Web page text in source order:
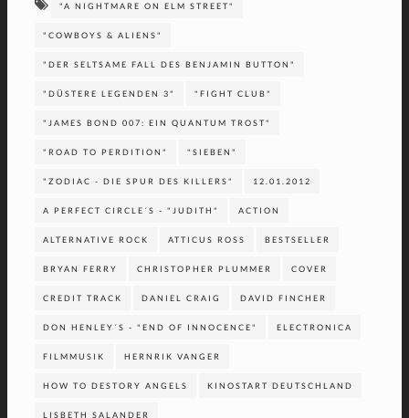
"A NIGHTMARE ON ELM STREET"
"COWBOYS & ALIENS"
"DER SELTSAME FALL DES BENJAMIN BUTTON"
"DÜSTERE LEGENDEN 3" "FIGHT CLUB"
"JAMES BOND 007: EIN QUANTUM TROST"
"ROAD TO PERDITION" "SIEBEN"
"ZODIAC - DIE SPUR DES KILLERS" 12.01.2012
A PERFECT CIRCLE´S - "JUDITH" ACTION
ALTERNATIVE ROCK ATTICUS ROSS BESTSELLER
BRYAN FERRY CHRISTOPHER PLUMMER COVER
CREDIT TRACK DANIEL CRAIG DAVID FINCHER
DON HENLEY´S - "END OF INNOCENCE" ELECTRONICA
FILMMUSIK HERNRIK VANGER
HOW TO DESTORY ANGELS KINOSTART DEUTSCHLAND
LISBETH SALANDER